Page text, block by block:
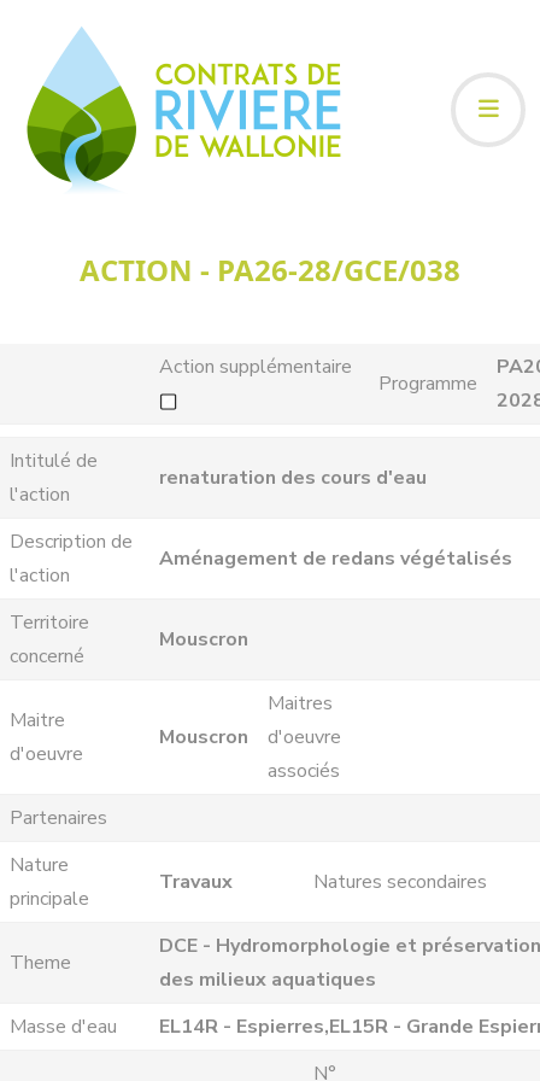
ACTION - PA26-28/GCE/038
Action supplémentaire
Programme
Intitulé de
l'action
renaturation des cours d'eau
Description de
l'action
Aménagement de redans végétalisés
Territoire
concerné
Mouscron
Maitre
d'oeuvre
Mouscron
Maitres
d'oeuvre
associés
Partenaires
Nature
principale
Travaux Natures secondaires
Theme
DCE - Hydromorphologie et préservation
des milieux aquatiques
Masse d'eau
EL14R - Espierres,EL15R - Grande
N°